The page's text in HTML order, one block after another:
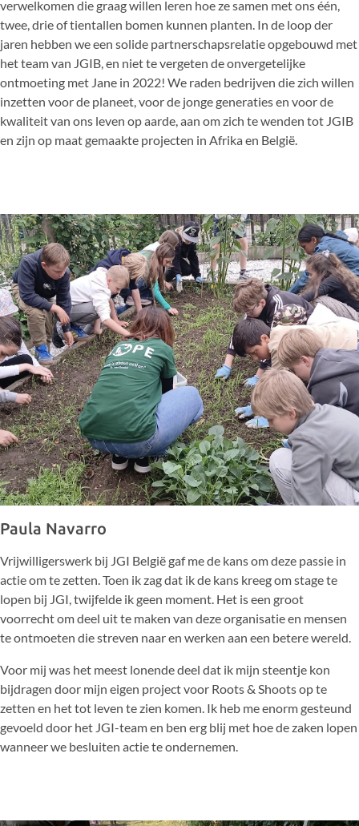
verwelkomen die graag willen leren hoe ze samen met ons één,
twee, drie of tientallen bomen kunnen planten. In de loop der
jaren hebben we een solide partnerschapsrelatie opgebouwd met
het team van JGIB, en niet te vergeten de onvergetelijke
ontmoeting met Jane in 2022! We raden bedrijven die zich willen
inzetten voor de planeet, voor de jonge generaties en voor de
kwaliteit van ons leven op aarde, aan om zich te wenden tot JGIB
en zijn op maat gemaakte projecten in Afrika en België.
Paula Navarro
Vrijwilligerswerk bij JGI België gaf me de kans om deze passie in
actie om te zetten. Toen ik zag dat ik de kans kreeg om stage te
lopen bij JGI, twijfelde ik geen moment. Het is een groot
voorrecht om deel uit te maken van deze organisatie en mensen
te ontmoeten die streven naar en werken aan een betere wereld.
Voor mij was het meest lonende deel dat ik mijn steentje kon
bijdragen door mijn eigen project voor Roots & Shoots op te
zetten en het tot leven te zien komen. Ik heb me enorm gesteund
gevoeld door het JGI-team en ben erg blij met hoe de zaken lopen
wanneer we besluiten actie te ondernemen.